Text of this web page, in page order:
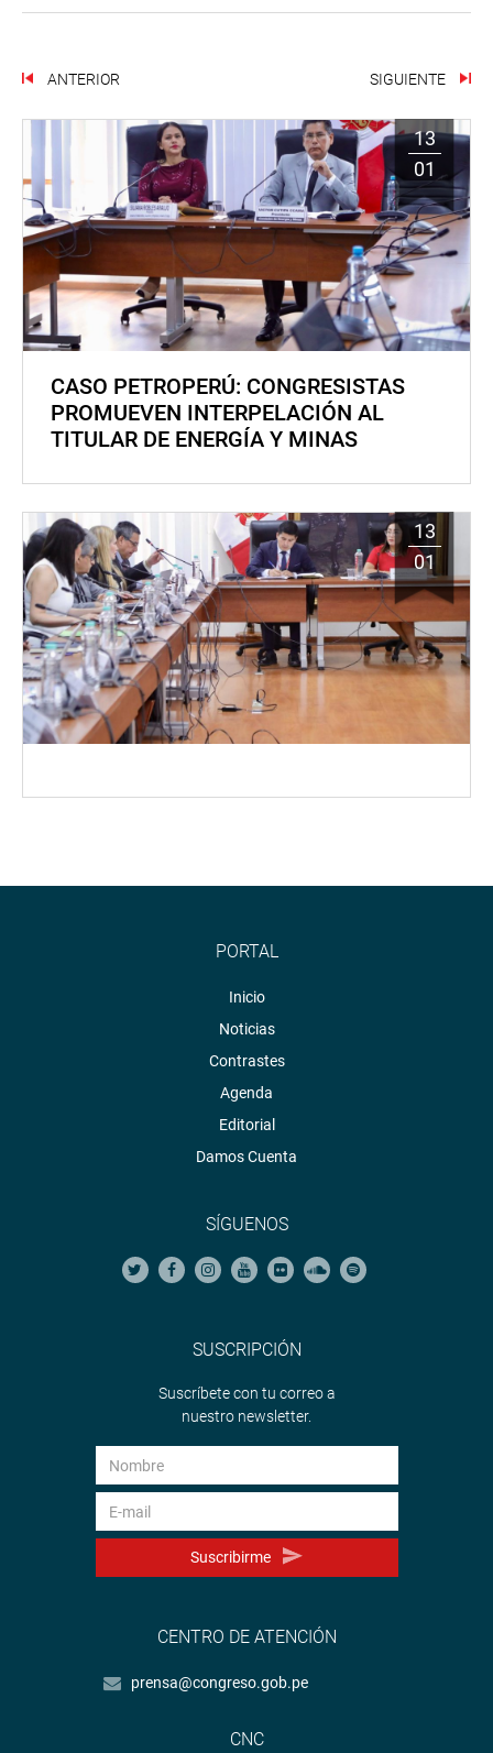
ANTERIOR SIGUIENTE
13
01
CASO PETROPERÚ: CONGRESISTAS
PROMUEVEN INTERPELACIÓN AL
TITULAR DE ENERGÍA Y MINAS
13
01
PORTAL
Inicio
Noticias
Contrastes
Agenda
Editorial
Damos Cuenta
SÍGUENOS
SUSCRIPCIÓN
Suscríbete con tu correo a
nuestro newsletter.
Suscribirme
CENTRO DE ATENCIÓN
prensa@congreso.gob.pe
CNC